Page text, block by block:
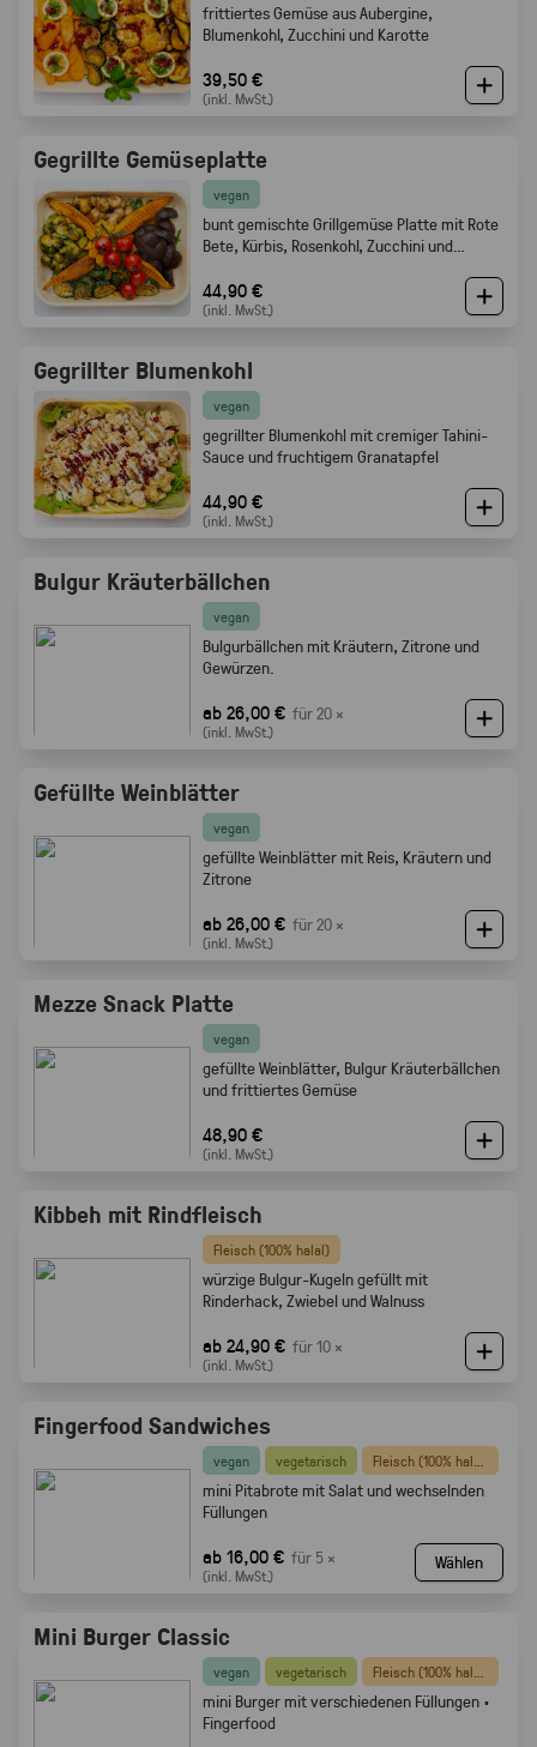
frittiertes Gemüse aus Aubergine,
Blumenkohl, Zucchini und Karotte
39,50 €
(inkl. MwSt.)
Gegrillte Gemüseplatte
vegan
bunt gemischte Grillgemüse Platte mit Rote
Bete, Kürbis, Rosenkohl, Zucchini und
44,90 €
(inkl. MwSt.)
Gegrillter Blumenkohl
vegan
gegrillter Blumenkohl mit cremiger Tahini-
Sauce und fruchtigem Granatapfel
44,90 €
(inkl. MwSt.)
Bulgur Kräuterbällchen
vegan
Bulgurbällchen mit Kräutern, Zitrone und
Gewürzen.
ab 26,00 € für 20 ×
(inkl. MwSt.)
Gefüllte Weinblätter
vegan
gefüllte Weinblätter mit Reis, Kräutern und
Zitrone
ab 26,00 € für 20 ×
(inkl. MwSt.)
Mezze Snack Platte
vegan
gefüllte Weinblätter, Bulgur Kräuterbällchen
und frittiertes Gemüse
48,90 €
(inkl. MwSt.)
Kibbeh mit Rindfleisch
Fleisch (100% halal)
würzige Bulgur-Kugeln gefüllt mit
Rinderhack, Zwiebel und Walnuss
ab 24,90 € für 10 ×
(inkl. MwSt.)
Fingerfood Sandwiches
vegan vegetarisch
mini Pitabrote mit Salat und wechselnden
Füllungen
ab 16,00 € für 5 ×
(inkl. MwSt.)
Wählen
Mini Burger Classic
vegan vegetarisch
mini Burger mit verschiedenen Füllungen ·
Fingerfood